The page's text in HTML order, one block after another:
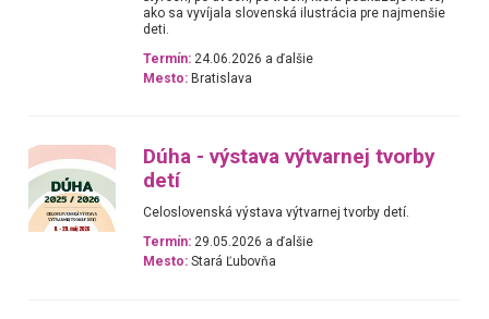
ako sa vyvíjala slovenská ilustrácia pre najmenšie
deti.
Termín: 24.06.2026 a ďalšie
Mesto: Bratislava
Dúha - výstava výtvarnej tvorby
detí
Celoslovenská výstava výtvarnej tvorby detí.
Termín: 29.05.2026 a ďalšie
Mesto: Stará Ľubovňa